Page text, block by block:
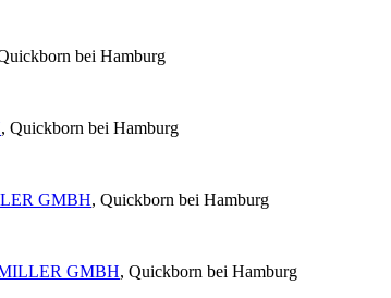
bei Hamburg
, Quickborn bei Hamburg
GMBH, Quickborn bei Hamburg
GMBH, Quickborn bei Hamburg